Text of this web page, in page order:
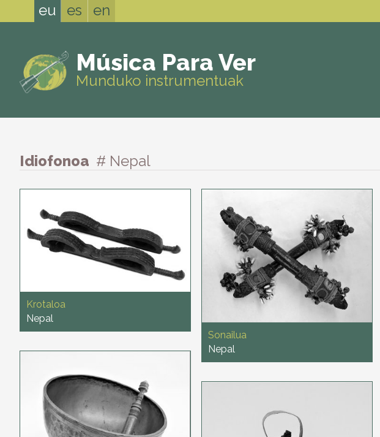
eu es en
Música Para Ver
Munduko instrumentuak
Idiofonoa # Nepal
Krotaloa
Nepal
Sonailua
Nepal